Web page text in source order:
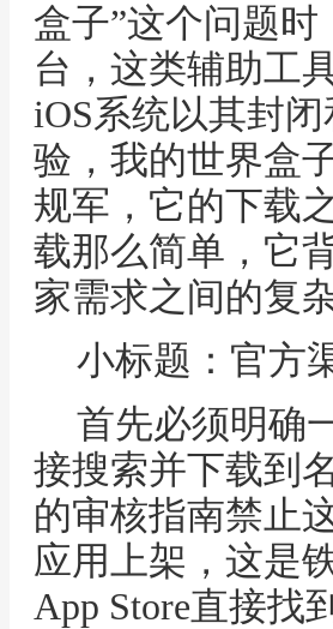
盒子”这个问题
台，这类辅助工
iOS系统以其封
验，我的世界盒
规军，它的下载
载那么简单，它
家需求之间的复
小标题：官方
首先必须明确
接搜索并下载到
的审核指南禁止
应用上架，这是
App Store直接找